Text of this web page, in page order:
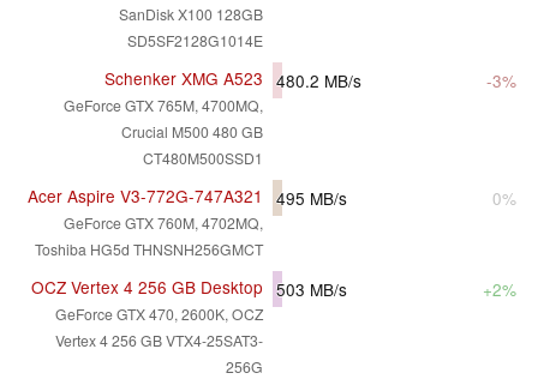
SanDisk X100 128GB
SD5SF2128G1014E
Schenker XMG A523
GeForce GTX 765M, 4700MQ,
Crucial M500 480 GB
CT480M500SSD1
480.2 MB/s -3%
Acer Aspire V3-772G-747A321
GeForce GTX 760M, 4702MQ,
Toshiba HG5d THNSNH256GMCT
495 MB/s 0%
OCZ Vertex 4 256 GB Desktop
GeForce GTX 470, 2600K, OCZ
Vertex 4 256 GB VTX4-25SAT3-
256G
503 MB/s +2%